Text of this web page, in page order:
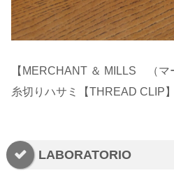
【MERCHANT ＆ MILLS （マ
糸切りハサミ【THREAD CLIP】
LABORATORIO